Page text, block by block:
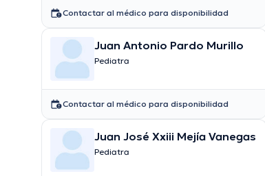
Contactar al médico para disponibilidad
Juan Antonio Pardo Murillo
Pediatra
Contactar al médico para disponibilidad
Juan José Xxiii Mejía Vanegas
Pediatra